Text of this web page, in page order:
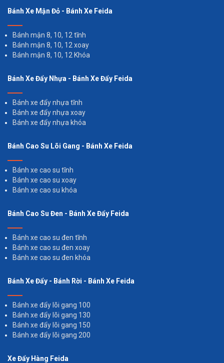
Bánh Xe Mận Đỏ - Bánh Xe Feida
Bánh mận 8, 10, 12 tĩnh
Bánh mận 8, 10, 12 xoay
Bánh mận 8, 10, 12 Khóa
Bánh Xe Đẩy Nhựa - Bánh Xe Đẩy Feida
Bánh xe đẩy nhựa tĩnh
Bánh xe đẩy nhựa xoay
Bánh xe đẩy nhựa khóa
Bánh Cao Su Lõi Gang - Bánh Xe Feida
Bánh xe cao su tĩnh
Bánh xe cao su xoay
Bánh xe cao su khóa
Bánh Cao Su Đen - Bánh Xe Đẩy Feida
Bánh xe cao su đen tĩnh
Bánh xe cao su đen xoay
Bánh xe cao su đen khóa
Bánh Xe Đẩy - Bánh Rời - Bánh Xe Feida
Bánh xe đẩy lõi gang 100
Bánh xe đẩy lõi gang 130
Bánh xe đẩy lõi gang 150
Bánh xe đẩy lõi gang 200
Xe Đẩy Hàng Feida